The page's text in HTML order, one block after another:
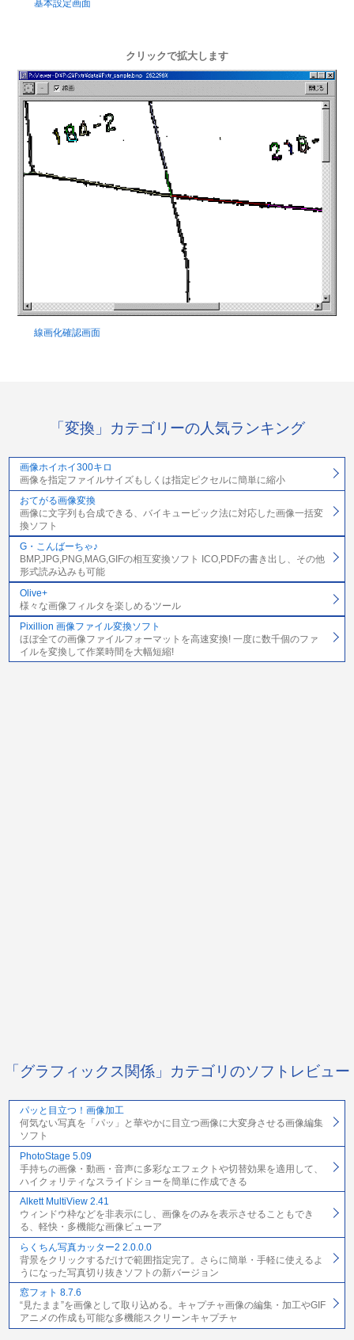
基本設定画面
クリックで拡大します
線画化確認画面
「変換」カテゴリーの人気ランキング
画像ホイホイ300キロ
画像を指定ファイルサイズもしくは指定ピクセルに簡単に縮小
おてがる画像変換
画像に文字列も合成できる、バイキュービック法に対応した画像一括変
換ソフト
G・こんばーちゃ♪
BMP,JPG,PNG,MAG,GIFの相互変換ソフト ICO,PDFの書き出し、その他
形式読み込みも可能
Olive+
様々な画像フィルタを楽しめるツール
Pixillion 画像ファイル変換ソフト
ほぼ全ての画像ファイルフォーマットを高速変換! 一度に数千個のファ
イルを変換して作業時間を大幅短縮!
「グラフィックス関係」カテゴリのソフトレビュー
パッと目立つ！画像加工
何気ない写真を「パッ」と華やかに目立つ画像に大変身させる画像編集
ソフト
PhotoStage 5.09
手持ちの画像・動画・音声に多彩なエフェクトや切替効果を適用して、
ハイクォリティなスライドショーを簡単に作成できる
Alkett MultiView 2.41
ウィンドウ枠などを非表示にし、画像をのみを表示させることもでき
る、軽快・多機能な画像ビューア
らくちん写真カッター2 2.0.0.0
背景をクリックするだけで範囲指定完了。さらに簡単・手軽に使えるよ
うになった写真切り抜きソフトの新バージョン
窓フォト 8.7.6
“見たまま”を画像として取り込める。キャプチャ画像の編集・加工やGIF
アニメの作成も可能な多機能スクリーンキャプチャ